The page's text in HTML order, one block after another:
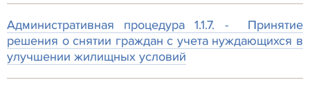
Административная процедура 1.1.7. - Принятие
решения о снятии граждан с учета нуждающихся в
улучшении жилищных условий